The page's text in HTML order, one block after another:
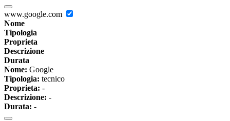
www.google.com
Nome
Tipologia
Proprieta
Descrizione
Durata
Nome: Google
Tipologia: tecnico
Proprieta: -
Descrizione: -
Durata: -